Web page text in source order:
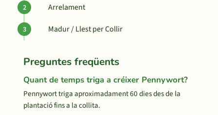
Arrelament
Madur / Llest per Collir
Preguntes freqüents
Quant de temps triga a créixer Pennywort?
Pennywort triga aproximadament 60 dies des de la
plantació fins a la collita.